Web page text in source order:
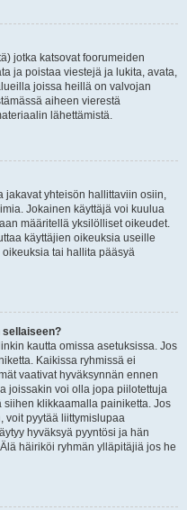
jotka katsovat foorumeiden
ja poistaa viestejä ja lukita, avata,
joissa heillä on valvojan
aiheen vierestä
lähettämistä.
jakavat yhteisön hallittaviin osiin,
Jokainen käyttäjä voi kuulua
määritellä yksilölliset oikeudet.
käyttäjien oikeuksia useille
tai hallita pääsyä
kautta omissa asetuksissa. Jos
Kaikissa ryhmissä ei
vaativat hyväksynnän ennen
joissakin voi olla jopa piilotettuja
siihen klikkaamalla painiketta. Jos
voit pyytää liittymislupaa
hyväksyä pyyntösi ja hän
häiriköi ryhmän ylläpitäjiä jos he